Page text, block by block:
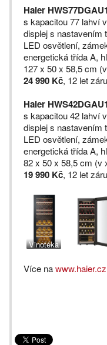
Haier HWS77DGAU1
s kapacitou 77 lahví
displej s nastavením
LED osvětlení,
energetická třída A,
127 x 50 x 58,5 cm
24 990 Kč, 12 let
Haier HWS42DGAU1
s kapacitou 42 lahví
displej s nastavením
LED osvětlení,
energetická třída A,
82 x 50 x 58,5 cm (v
19 990 Kč, 12 let
Vinotéka
HWS77DGAU1
Více nawww.haier.cz